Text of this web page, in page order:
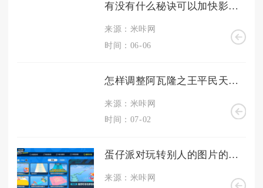
有没有什么秘诀可以加快影之刃3传说武器的升级速度
来源：米咔网
时间：06-06
怎样调整阿瓦隆之王平民天赋的加点方案
来源：米咔网
时间：07-02
蛋仔派对玩转别人的图片的方法有哪些
来源：米咔网